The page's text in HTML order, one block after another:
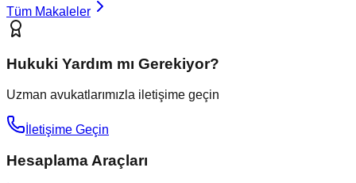
Tüm Makaleler
Hukuki Yardım mı Gerekiyor?
Uzman avukatlarımızla iletişime geçin
İletişime Geçin
Hesaplama Araçları